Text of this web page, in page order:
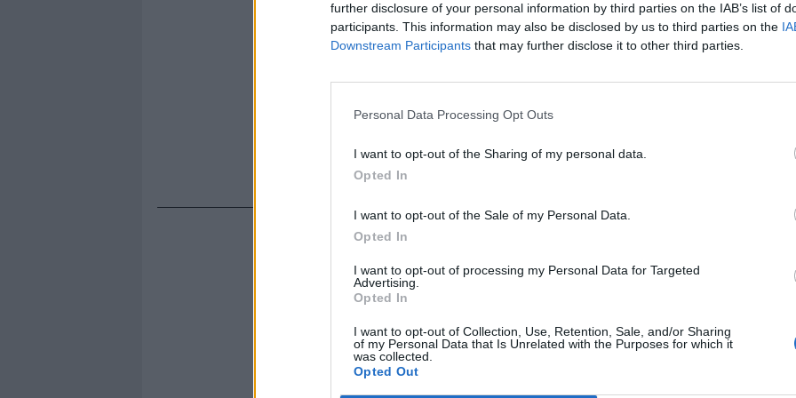
further disclosure of your personal information by third parties on the IAB’s list of
participants. This information may also be disclosed by us to third parties on the
Downstream Participants that may further disclose it to other third parties.
Personal Data Processing Opt Outs
I want to opt-out of the Sharing of my personal data.
Opted In
I want to opt-out of the Sale of my Personal Data.
Opted In
I want to opt-out of processing my Personal Data for Targeted
Advertising.
Opted In
I want to opt-out of Collection, Use, Retention, Sale, and/or Sharing
of my Personal Data that Is Unrelated with the Purposes for which it
was collected.
Opted Out
Trump, Meloni e la strategia